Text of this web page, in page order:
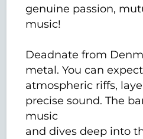
genuine passion,
music!
Deadnate from
metal. You can
atmospheric riffs,
precise sound. The
music
and dives deep into